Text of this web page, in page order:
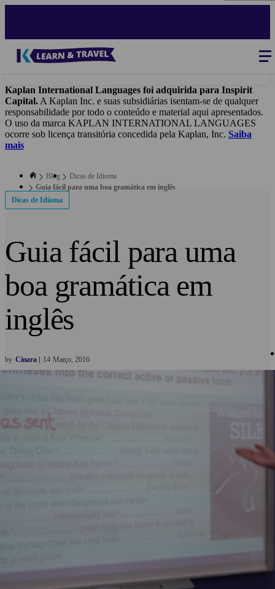
Kaplan International Languages foi adquirida para Inspirit
Capital. A Kaplan Inc. e suas subsidiárias isentam-se de qualquer
responsabilidade por todo o conteúdo e material aqui apresentados.
O uso da marca KAPLAN INTERNATIONAL LANGUAGES
ocorre sob licença transitória concedida pela Kaplan, Inc. Saiba
mais
Blog
Dicas de Idioma
Guia fácil para uma boa gramática em inglês
Dicas de Idioma
Guia fácil para uma
boa gramática em
inglês
by Cinara 14 Março 2016